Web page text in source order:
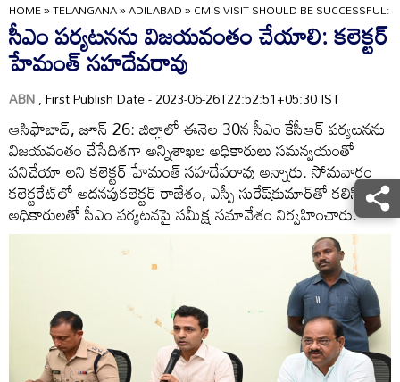
HOME»TELANGANA»ADILABAD»CM'S VISIT SHOULD BE SUCCESSFUL:
సీఎం పర్యటనను విజయవంతం చేయాలి: కలెక్టర్‌
హేమంత్‌ సహదేవరావు
ABN, First Publish Date - 2023-06-26T22:52:51+05:30 IST
ఆసిఫాబాద్‌, జూన్‌ 26: జిల్లాలో ఈనెల 30న సీఎం కేసీఆర్‌ పర్యటనను
విజయవంతం చేసేదిశగా అన్నిశాఖల అధికారులు సమన్వయంతో
పనిచేయా లని కలెక్టర్‌ హేమంత్‌ సహదేవరావు అన్నారు. సోమవారం
కలెక్టరేట్‌లో అదనపుకలెక్టర్‌ రాజేశం, ఎస్పీ సురేష్‌కుమార్‌తో కలిసి జిల్లా
అధికారులతో సీఎం పర్యటనపై సమీక్ష సమావేశం నిర్వహించారు.